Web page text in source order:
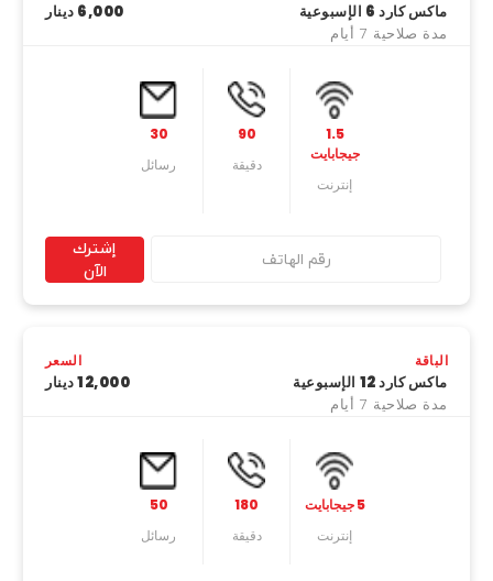
ماكس كارد 6 الإسبوعية
مدة صلاحية 7 أيام
6,000 دينار
1.5
جيجابايت
إنترنت
90
دقیقة
30
رسائل
إشترك
الآن
الباقة
ماكس كارد 12 الإسبوعية
مدة صلاحية 7 أيام
السعر
12,000 دينار
5 جيجابايت
إنترنت
180
دقیقة
50
رسائل